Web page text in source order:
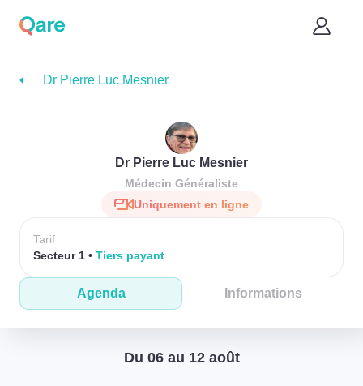
Dr Pierre Luc Mesnier
Dr Pierre Luc Mesnier
Médecin Généraliste
Uniquement en ligne
Tarif
Secteur 1
Tiers payant
Agenda Informations
Du 06 au 12 août